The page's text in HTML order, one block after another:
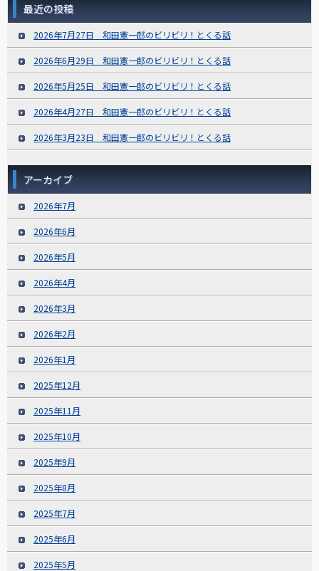
最近の投稿
2026年7月27日 和田憲一郎のビリビリ！とくる話
2026年6月29日 和田憲一郎のビリビリ！とくる話
2026年5月25日 和田憲一郎のビリビリ！とくる話
2026年4月27日 和田憲一郎のビリビリ！とくる話
2026年3月23日 和田憲一郎のビリビリ！とくる話
アーカイブ
2026年7月
2026年6月
2026年5月
2026年4月
2026年3月
2026年2月
2026年1月
2025年12月
2025年11月
2025年10月
2025年9月
2025年8月
2025年7月
2025年6月
2025年5月